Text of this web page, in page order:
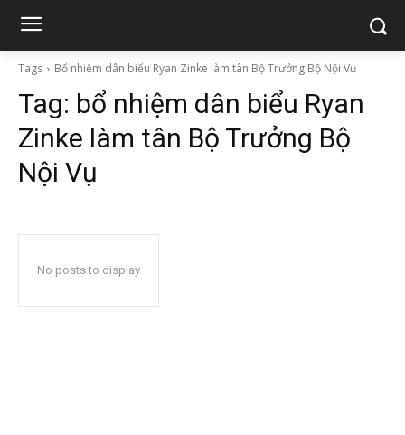
Tags Bổ nhiệm dân biểu Ryan Zinke làm tân Bộ Trưởng Bộ Nội Vụ
Tag: bổ nhiệm dân biểu Ryan
Zinke làm tân Bộ Trưởng Bộ
Nội Vụ
No posts to display